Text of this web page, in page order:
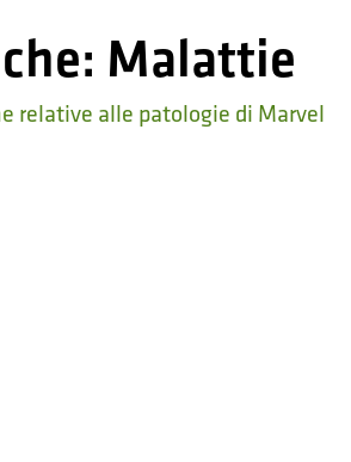
Malattie
relative alle patologie di Marvel